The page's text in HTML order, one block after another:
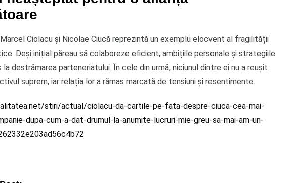
Ciolacu și Nicolae Ciucă reprezintă un exemplu elocvent al fragilității
Deși inițial păreau să colaboreze eficient, ambițiile personale și strategiile
destrămarea parteneriatului. În cele din urmă, niciunul dintre ei nu a reușit
suprem, iar relația lor a rămas marcată de tensiuni și resentimente.
stiri/actual/ciolacu-da-cartile-pe-fata-despre-ciuca-cea-mai-
dupa-cum-a-dat-drumul-la-anumite-lucruri-mie-greu-sa-mai-am-un-